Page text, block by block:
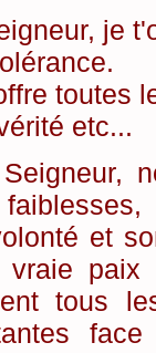
je
toutes
etc...
Seigneur,
et
vraie
tous